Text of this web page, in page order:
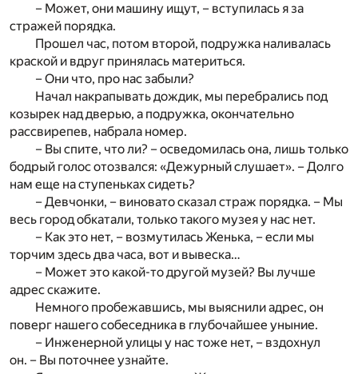
– Может, они машину ищут, – вступилась я за
стражей порядка.
Прошел час, потом второй, подружка наливалась
краской и вдруг принялась материться.
– Они что, про нас забыли?
Начал накрапывать дождик, мы перебрались под
козырек над дверью, а подружка, окончательно
рассвирепев, набрала номер.
– Вы спите, что ли? – осведомилась она, лишь только
бодрый голос отозвался: «Дежурный слушает». – Долго
нам еще на ступеньках сидеть?
– Девчонки, – виновато сказал страж порядка. – Мы
весь город обкатали, только такого музея у нас нет.
– Как это нет, – возмутилась Женька, – если мы
торчим здесь два часа, вот и вывеска…
– Может это какой-то другой музей? Вы лучше
адрес скажите.
Немного пробежавшись, мы выяснили адрес, он
поверг нашего собеседника в глубочайшее уныние.
– Инженерной улицы у нас тоже нет, – вздохнул
он. – Вы поточнее узнайте.